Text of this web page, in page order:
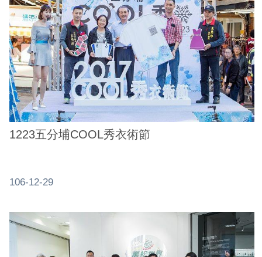
頁
ENGLISH
常
見
問
答
雙
彙
臺
北
1223五分埔COOL秀衣術節
106-12-29